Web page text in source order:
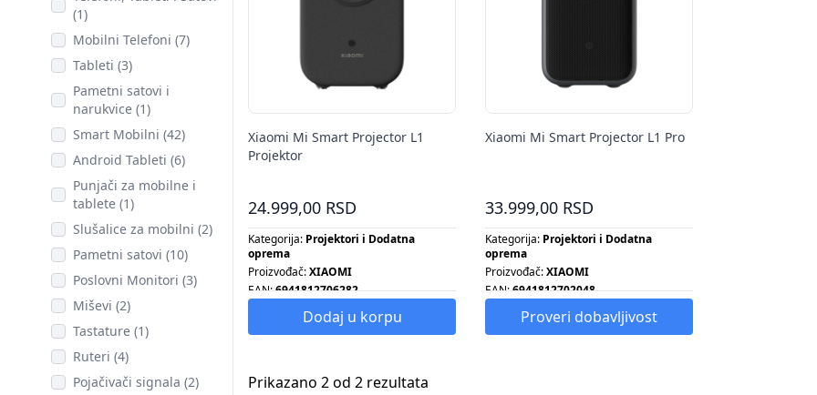
(1)
Mobilni Telefoni (7)
Tableti (3)
Pametni satovi i
narukvice (1)
Smart Mobilni (42)
Android Tableti (6)
Punjači za mobilne i
tablete (1)
Slušalice za mobilni (2)
Pametni satovi (10)
Poslovni Monitori (3)
Miševi (2)
Tastature (1)
Ruteri (4)
Pojačivači signala (2)
Xiaomi Mi Smart Projector L1
Projektor
24.999,00 RSD
Kategorija: Projektori i Dodatna
oprema
Proizvođač:XIAOMI
EAN:6941812706282
Dodaj u korpu
Xiaomi Mi Smart Projector L1 Pro
33.999,00 RSD
Kategorija: Projektori i Dodatna
oprema
Proizvođač:XIAOMI
EAN:6941812702048
Proveri dobavljivost
Prikazano 2 od 2 rezultata